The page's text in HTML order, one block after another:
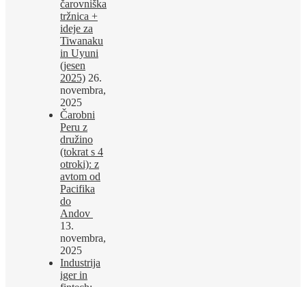
čarovniška
tržnica +
ideje za
Tiwanaku
in Uyuni
(jesen
2025) 26.
novembra,
2025
Čarobni
Peru z
družino
(tokrat s 4
otroki): z
avtom od
Pacifika
do
Andov
13.
novembra,
2025
Industrija
iger in